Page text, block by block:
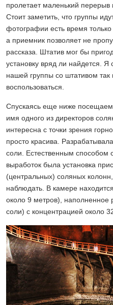
пролетает маленький
Стоит заметить, что группы
фотографии есть время только
а приемник позволяет не
рассказа. Штатив мог бы
установку вряд ли найдется.
нашей группы со штативом так
воспользоваться.
Спускаясь еще ниже
имя одного из директоров
интересна с точки зрения
просто красива.
соли. Естественным способом
выработок была установка
(центральных) соляных
наблюдать. В камере
около 9 метров),
соли) с концентрацией около